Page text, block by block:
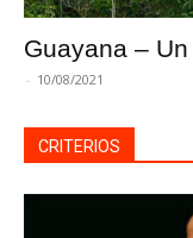
Guayana –
- 10/08/2021
CRITERIOS